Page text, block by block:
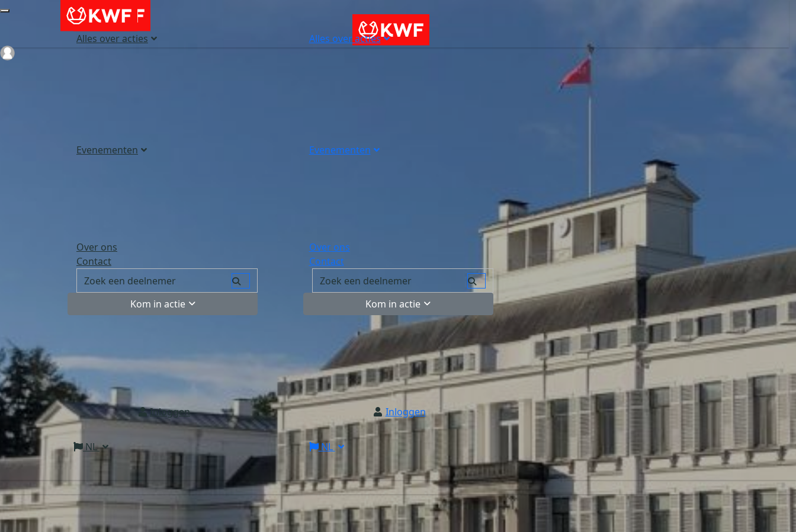
Alles over acties
Evenementen
Over ons
Contact
Kom in actie
Inloggen
NL
Alles over acties
Evenementen
Over ons
Contact
Kom in actie
Inloggen
NL